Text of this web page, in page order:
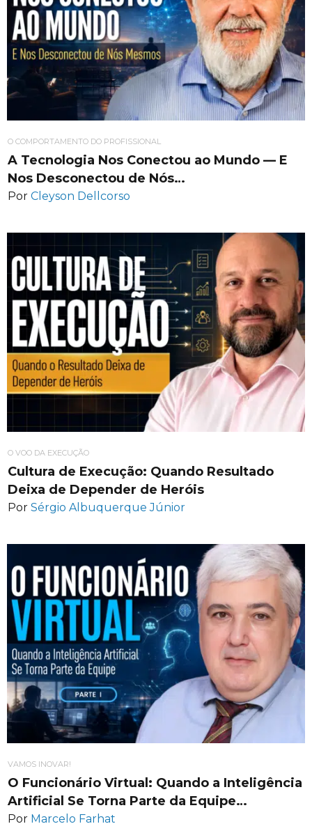
O COMPORTAMENTO DO PROFISSIONAL
A Tecnologia Nos Conectou ao Mundo — E
Nos Desconectou de Nós…
Por Cleyson Dellcorso
O VOO DA EXECUÇÃO
Cultura de Execução: Quando Resultado
Deixa de Depender de Heróis
Por Sérgio Albuquerque Júnior
VAMOS INOVAR!
O Funcionário Virtual: Quando a Inteligência
Artificial Se Torna Parte da Equipe…
Por Marcelo Farhat